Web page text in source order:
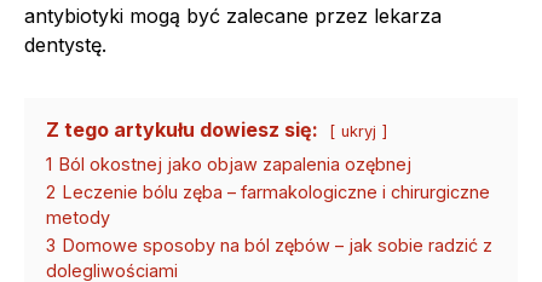
antybiotyki mogą być zalecane przez lekarza
dentystę.
Z tego artykułu dowiesz się: ukryj
1 Ból okostnej jako objaw zapalenia ozębnej
2 Leczenie bólu zęba – farmakologiczne i chirurgiczne
metody
3 Domowe sposoby na ból zębów – jak sobie radzić z
dolegliwościami